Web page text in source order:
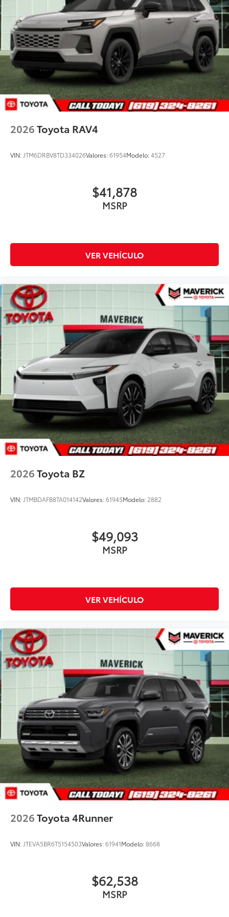
window wiper with washer
2026Toyota RAV4
VIN: JTM6DRBV8TD334026Valores:61954Modelo:4527
$41,878
MSRP
VER VEHÍCULO
2026Toyota BZ
VIN: JTMBDAFB8TA014142Valores:61945Modelo: 2882
$49,093
MSRP
VER VEHÍCULO
2026Toyota 4Runner
VIN: JTEVA5BR6T5154503Valores:61941Modelo:8668
$62,538
MSRP